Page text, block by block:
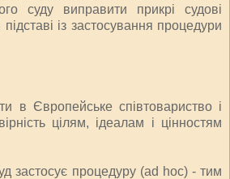
суду виправити прикрі судові
із застосування процедури
в Європейське співтовариство і
цілям, ідеалам і цінностям
застосує процедуру (ad hoc) - тим